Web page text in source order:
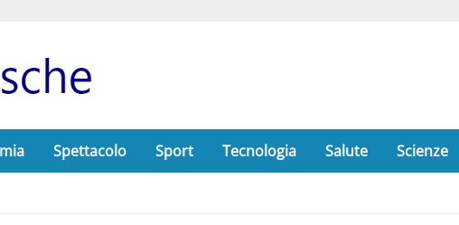
Spettacolo Sport Tecnologia Salute Scienze